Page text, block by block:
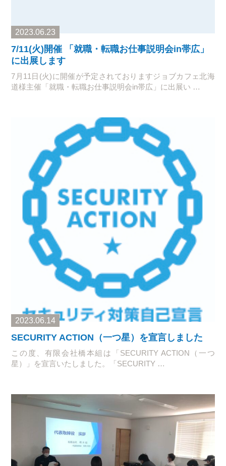
2023.06.23
7/11(火)開催 「就職・転職お仕事説明会in帯広」
に出展します
7月11日(火)に開催が予定されておりますジョブカフェ北海
道様主催「就職・転職お仕事説明会in帯広」に出展い …
2023.06.14
SECURITY ACTION（一つ星）を宣言しました
この度、有限会社橋本組は「SECURITY ACTION（一つ
星）」を宣言いたしました。「SECURITY …